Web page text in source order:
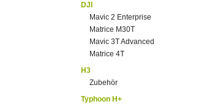
DJI
Mavic 2 Enterprise
Matrice M30T
Mavic 3T Advanced
Matrice 4T
H3
Zubehör
Typhoon H+